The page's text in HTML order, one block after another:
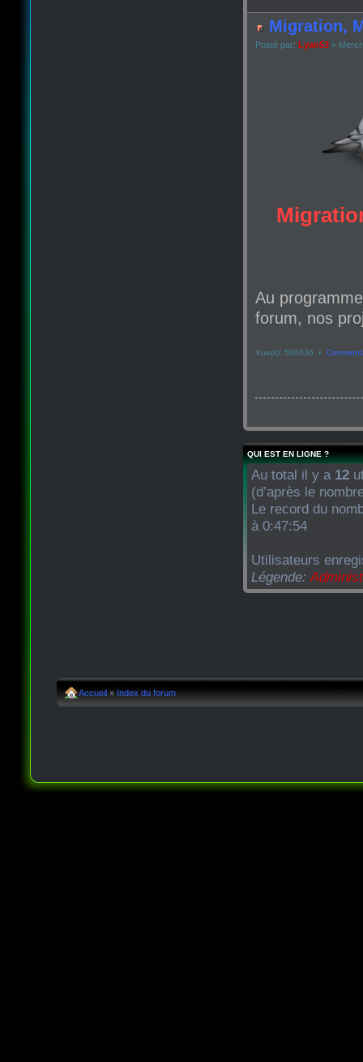
Migration,
Posté par: Lyan53 »
Au
forum, nos
Vue(s): 500636 •
QUI EST EN LIGNE ?
Au total il y a 12
(d’après le
Le record du
à 0:47:54
Utilisateurs
Légende:
Accueil » Index du forum